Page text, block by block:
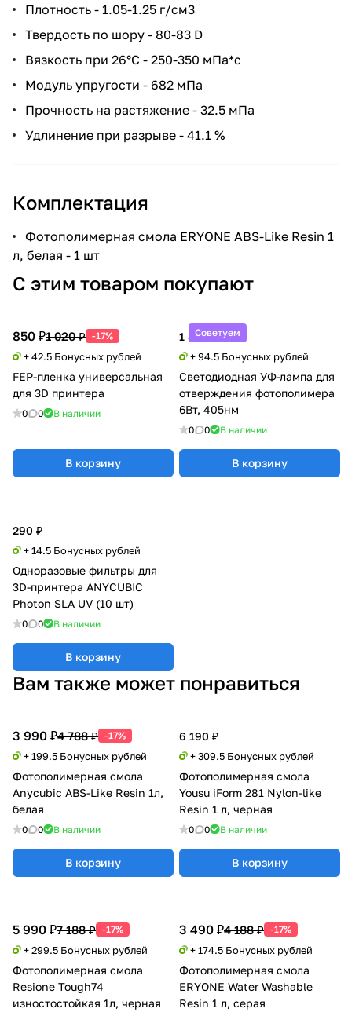
Плотность - 1.05-1.25 г/см3
Твердость по шору - 80-83 D
Вязкость при 26°C - 250-350 мПа*с
Модуль упругости - 682 мПа
Прочность на растяжение - 32.5 мПа
Удлинение при разрыве - 41.1 %
Комплектация
Фотополимерная смола ERYONE ABS-Like Resin 1
л, белая - 1 шт
С этим товаром покупают
850 ₽1 020 ₽ -17%
+ 42.5 Бонусных рублей
FEP-пленка универсальная
для 3D принтера
0 0 В наличии
В корзину
Советуем
1 890 ₽
+ 94.5 Бонусных рублей
Светодиодная УФ-лампа для
отверждения фотополимера
6Вт, 405нм
0 0 В наличии
В корзину
290 ₽
+ 14.5 Бонусных рублей
Одноразовые фильтры для
3D-принтера ANYCUBIC
Photon SLA UV (10 шт)
0 0 В наличии
В корзину
Вам также может понравиться
3 990 ₽4 788 ₽ -17%
+ 199.5 Бонусных рублей
Фотополимерная смола
Anycubic ABS-Like Resin 1л,
белая
0 0 В наличии
В корзину
6 190 ₽
+ 309.5 Бонусных рублей
Фотополимерная смола
Yousu iForm 281 Nylon-like
Resin 1 л, черная
0 0 В наличии
В корзину
5 990 ₽7 188 ₽ -17%
+ 299.5 Бонусных рублей
Фотополимерная смола
Resione Tough74
изностостойкая 1л, черная
3 490 ₽4 188 ₽ -17%
+ 174.5 Бонусных рублей
Фотополимерная смола
ERYONE Water Washable
Resin 1 л, серая